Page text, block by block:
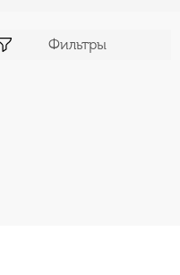
Фильтры